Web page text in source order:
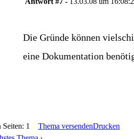
Die Gründe können
eine Dokumentation
Seiten: 1 Thema versendenDrucken